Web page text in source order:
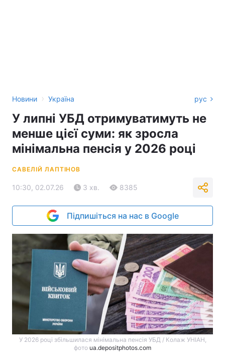
Новини › Україна рус
У липні УБД отримуватимуть не
менше цієї суми: як зросла
мінімальна пенсія у 2026 році
САВЕЛІЙ ЛАПТІНОВ
10:30, 02.07.26 3 хв. 8385
Підпишіться на нас в Google
У 2026 році збільшилася мінімальна пенсія УБД / Колаж УНІАН,
фото ua.depositphotos.com